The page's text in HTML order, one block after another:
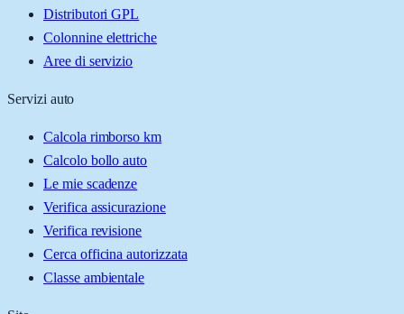
Distributori GPL
Colonnine elettriche
Aree di servizio
Servizi auto
Calcola rimborso km
Calcolo bollo auto
Le mie scadenze
Verifica assicurazione
Verifica revisione
Cerca officina autorizzata
Classe ambientale